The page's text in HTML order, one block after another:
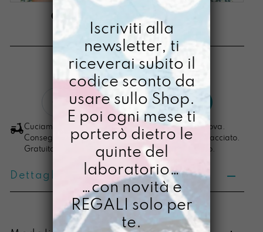
CARFIORINA IRUSU
€3,00
[ Stampa Illustrata ]
Carfiorina
quantità
LO VOGLIO
Cuciamo ogni ordine nel nostro laboratorio di Padova.
Consegna in 4/5 giorni lavorativi, pacco sempre tracciato.
Gratuita per ordini di importo superiore ai 100 euro.
Dettagli prodotto
Iscriviti alla
newsletter, ti
riceverai subito il
codice sconto da
usare sullo Shop.
E poi ogni mese ti
porterò dietro le
quinte del
laboratorio…
…con novità e
REGALI solo per
te.